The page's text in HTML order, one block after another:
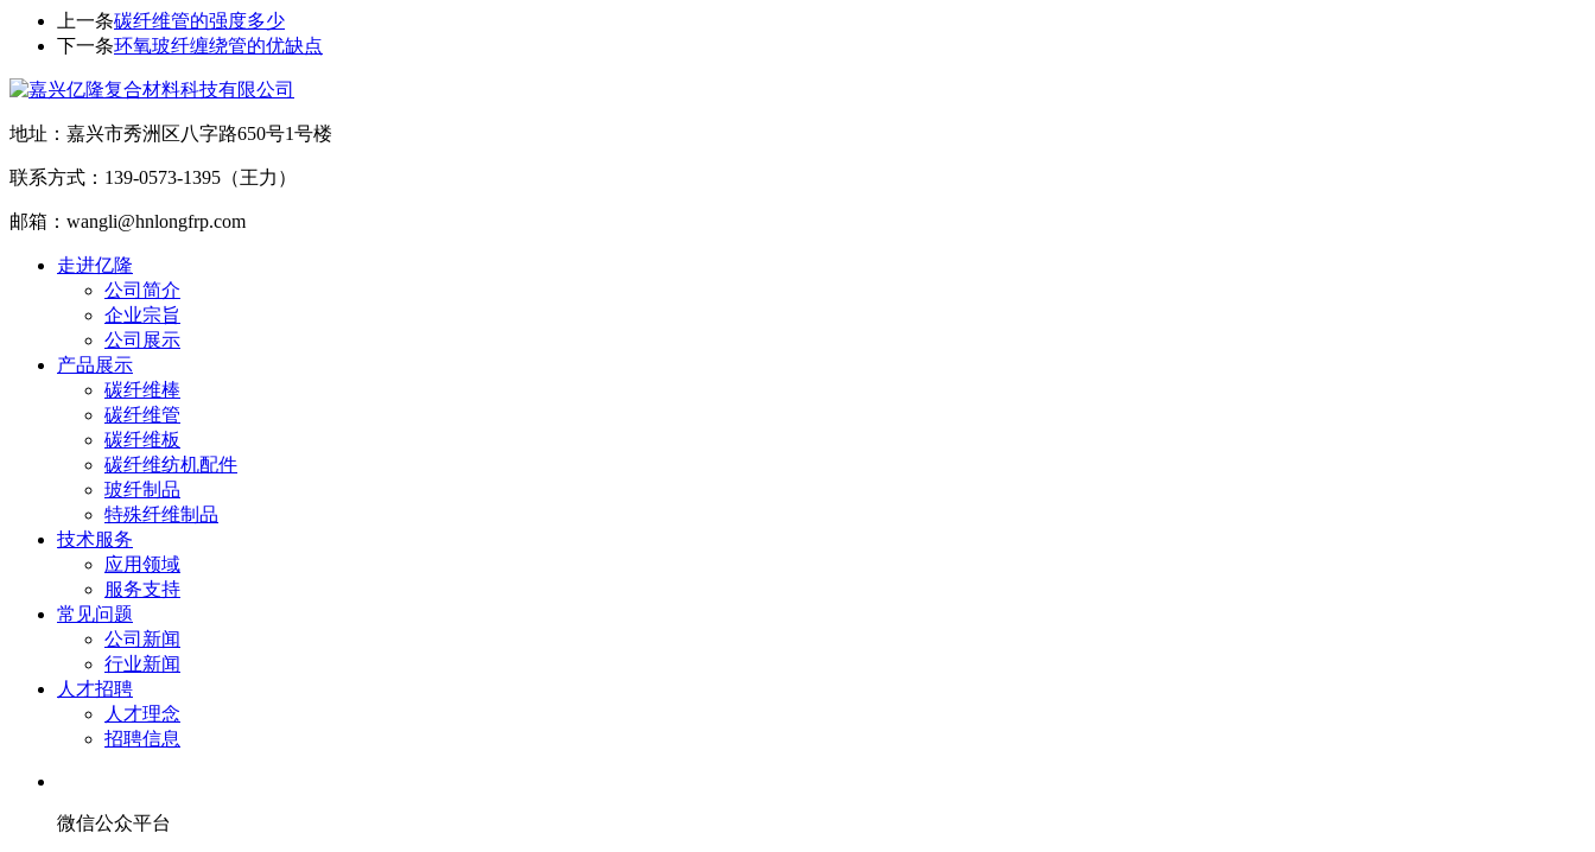
上一条碳纤维管的强度多少
下一条环氧玻纤缠绕管的优缺点
地址：嘉兴市秀洲区八字路650号1号楼
联系方式：139-0573-1395（王力）
邮箱：wangli@hnlongfrp.com
走进亿隆
公司简介
企业宗旨
公司展示
产品展示
碳纤维棒
碳纤维管
碳纤维板
碳纤维纺机配件
玻纤制品
特殊纤维制品
技术服务
应用领域
服务支持
常见问题
公司新闻
行业新闻
人才招聘
人才理念
招聘信息
微信公众平台